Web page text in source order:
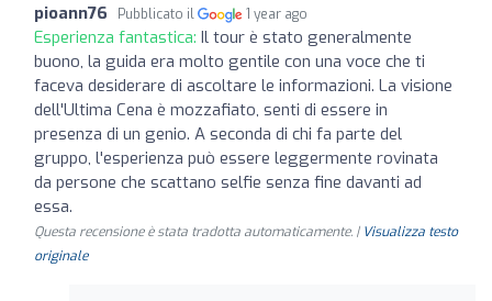
pioann76 Pubblicato il 1 year ago
Esperienza fantastica: Il tour è stato generalmente
buono, la guida era molto gentile con una voce che ti
faceva desiderare di ascoltare le informazioni. La visione
dell'Ultima Cena è mozzafiato, senti di essere in
presenza di un genio. A seconda di chi fa parte del
gruppo, l'esperienza può essere leggermente rovinata
da persone che scattano selfie senza fine davanti ad
essa.
Questa recensione è stata tradotta automaticamente. | Visualizza testo
originale